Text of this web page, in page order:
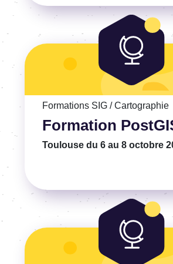
Formations SIG / Cartographie
Formation
Toulouse du 6 au 8 octobre
Voir la Formation PostGIS